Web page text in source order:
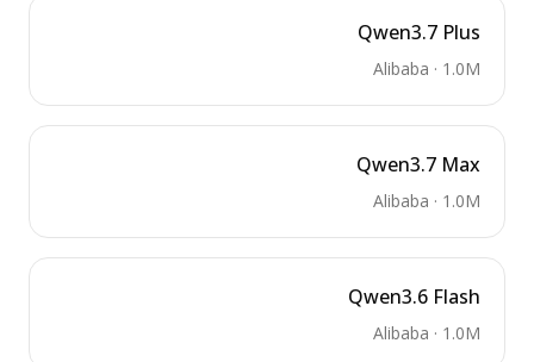
Qwen3.7 Plus
Alibaba · 1.0M
Qwen3.7 Max
Alibaba · 1.0M
Qwen3.6 Flash
Alibaba · 1.0M